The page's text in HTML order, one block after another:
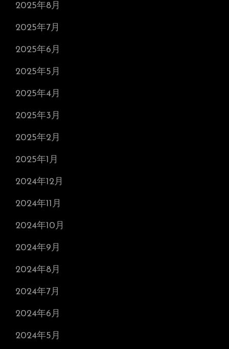
2025年8月
2025年7月
2025年6月
2025年5月
2025年4月
2025年3月
2025年2月
2025年1月
2024年12月
2024年11月
2024年10月
2024年9月
2024年8月
2024年7月
2024年6月
2024年5月